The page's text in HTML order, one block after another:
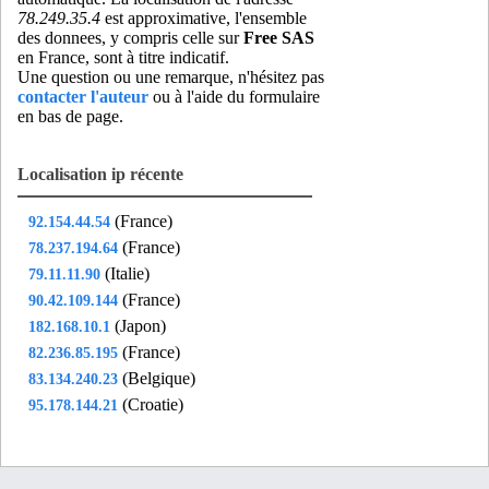
lag77- Lagny-sur-Marne (13 km)
les77
- Lesigny (14 km)
lev92- Levallois-perret (19 km)
lit75- Paris 06 (15 km)
mar75
- Paris 18 (15 km)
mar92- Montrouge (16 km)
men75- Paris 20 (10 km)
mes77- Le Mesnil-Amelot (19 km)
mfl93- Montfermeil (6 km)
mil75- Paris 19 (11 km)
mir77- Mitry-Mory (16 km)
mit77- Mitry-mory (16 km)
- Sarcelles (20 km)
78.249.35.4 est approximative, l'ensemble
des donnees, y compris celle surFree SAS
en France, sont à titre indicatif.
Une question ou une remarque, n'hésitez pas
contacter l'auteur ou à l'aide du formulaire
en bas de page.
Localisation ip récente
92.154.44.54 (France)
78.237.194.64 (France)
79.11.11.90 (Italie)
90.42.109.144 (France)
182.168.10.1 (Japon)
82.236.85.195 (France)
83.134.240.23 (Belgique)
95.178.144.21 (Croatie)